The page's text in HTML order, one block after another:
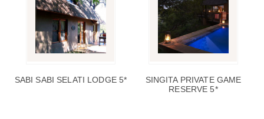
SABI SABI SELATI LODGE 5*
SINGITA PRIVATE GAME
RESERVE 5*